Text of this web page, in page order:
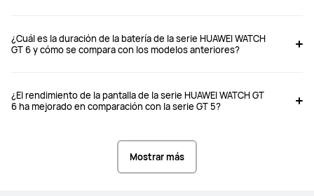
¿Cuál es la duración de la batería de la serie HUAWEI WATCH
GT 6 y cómo se compara con los modelos anteriores?
¿El rendimiento de la pantalla de la serie HUAWEI WATCH GT
6 ha mejorado en comparación con la serie GT 5?
Mostrar más